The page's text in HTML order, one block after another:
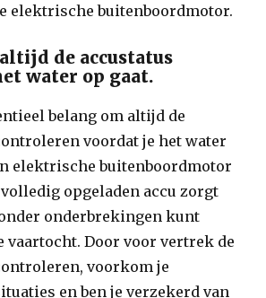
elektrische buitenboordmotor.
de accustatus
water op gaat.
belang om altijd de
voordat je het water
elektrische buitenboordmotor
volledig opgeladen accu zorgt
onderbrekingen kunt
vaartocht. Door voor vertrek de
voorkom je
en ben je verzekerd van